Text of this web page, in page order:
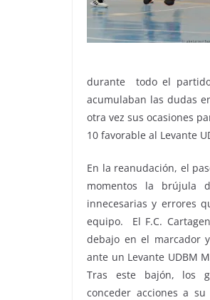
durante todo el
acumulaban las dudas
otra vez sus ocasiones
10 favorable al Levante
En la reanudación, el
momentos la brújula
innecesarias y errores
equipo. El F.C.
debajo en el marcador
ante un Levante UDBM
Tras este bajón, los
conceder acciones a